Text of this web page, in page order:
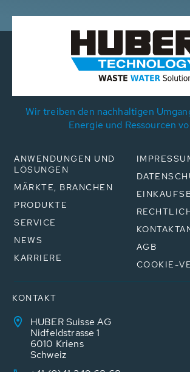
Wir treiben den nachhaltigen
Energie und Ressourcen
ANWENDUNGEN UND
LÖSUNGEN
MÄRKTE, BRANCHEN
PRODUKTE
SERVICE
NEWS
KARRIERE
AGB
COOKIE-
KONTAKT
HUBER Suisse AG
Nidfeldstrasse 1
6010 Kriens
Schweiz